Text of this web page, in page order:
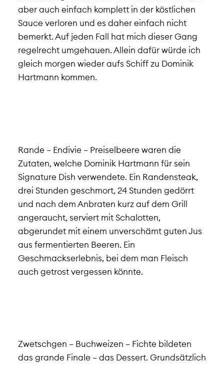
aber auch einfach komplett in der köstlichen
Sauce verloren und es daher einfach nicht
bemerkt. Auf jeden Fall hat mich dieser Gang
regelrecht umgehauen. Allein dafür würde ich
gleich morgen wieder aufs Schiff zu Dominik
Hartmann kommen.
Rande – Endivie – Preiselbeere waren die
Zutaten, welche Dominik Hartmann für sein
Signature Dish verwendete. Ein Randensteak,
drei Stunden geschmort, 24 Stunden gedörrt
und nach dem Anbraten kurz auf dem Grill
angeraucht, serviert mit Schalotten,
abgerundet mit einem unverschämt guten Jus
aus fermentierten Beeren. Ein
Geschmackserlebnis, bei dem man Fleisch
auch getrost vergessen könnte.
Zwetschgen – Buchweizen – Fichte bildeten
das grande Finale – das Dessert. Grundsätzlich